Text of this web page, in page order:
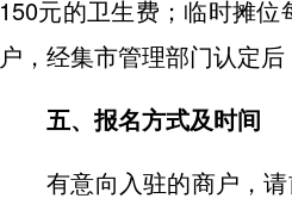
150元的卫生费；临时摊
户，经集市管理部门认定后
五、报名方式及时间
有意向入驻的商户，